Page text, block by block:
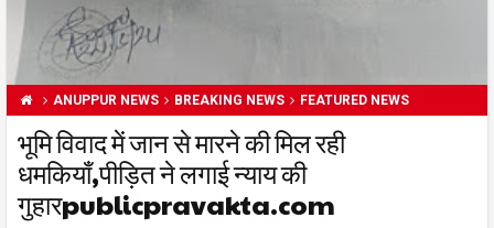
ANUPPUR NEWS BREAKING NEWS FEATURED NEWS
भूमि विवाद में जान से मारने की मिल रही
धमकियाँ,पीड़ित ने लगाई न्याय की
गुहारpublicpravakta.com